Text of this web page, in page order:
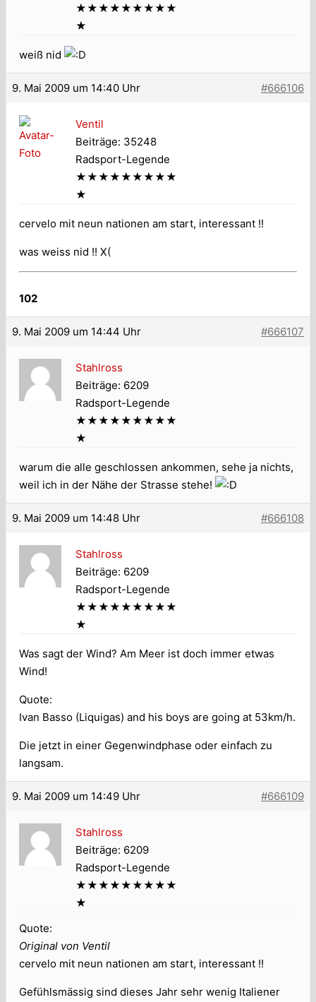
★★★★★★★★★
★
weiß nid
9. Mai 2009 um 14:40 Uhr #666106
Ventil
Beiträge: 35248
Radsport-Legende
★★★★★★★★★
★
cervelo mit neun nationen am start, interessant !!
was weiss nid !! X(
102
9. Mai 2009 um 14:44 Uhr #666107
Stahlross
Beiträge: 6209
Radsport-Legende
★★★★★★★★★
★
warum die alle geschlossen ankommen, sehe ja nichts,
weil ich in der Nähe der Strasse stehe!
9. Mai 2009 um 14:48 Uhr #666108
Stahlross
Beiträge: 6209
Radsport-Legende
★★★★★★★★★
★
Was sagt der Wind? Am Meer ist doch immer etwas
Wind!
Quote:
Ivan Basso (Liquigas) and his boys are going at 53km/h.
Die jetzt in einer Gegenwindphase oder einfach zu
langsam.
9. Mai 2009 um 14:49 Uhr #666109
Stahlross
Beiträge: 6209
Radsport-Legende
★★★★★★★★★
★
Quote:
Original von Ventil
cervelo mit neun nationen am start, interessant !!
Gefühlsmässig sind dieses Jahr sehr wenig Italiener